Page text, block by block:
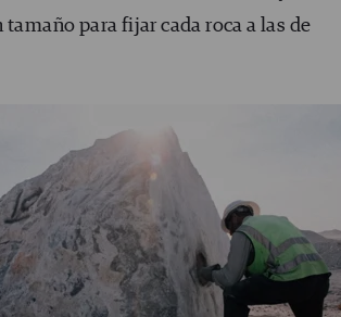
tamaño para fijar cada roca a las de